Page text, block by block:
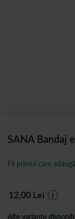
SANA Bandaj
Fii primul care
12,00 Lei i
Alte variante